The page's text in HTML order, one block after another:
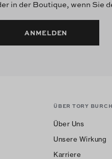
in der Boutique, wenn Sie
ANMELDEN
ÜBER TORY BURCH
Über Uns
Unsere Wirkung
Karriere